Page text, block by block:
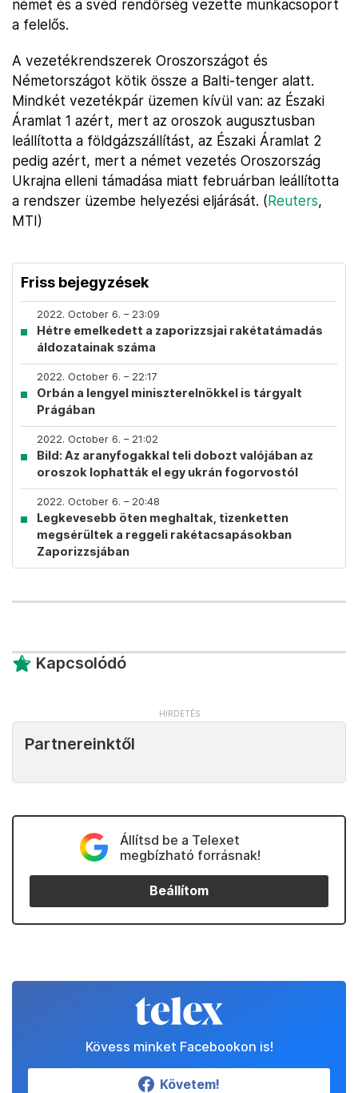
német és a svéd rendőrség vezette munkacsoport
a felelős.
A vezetékrendszerek Oroszországot és
Németországot kötik össze a Balti-tenger alatt.
Mindkét vezetékpár üzemen kívül van: az Északi
Áramlat 1 azért, mert az oroszok augusztusban
leállította a földgázszállítást, az Északi Áramlat 2
pedig azért, mert a német vezetés Oroszország
Ukrajna elleni támadása miatt februárban leállította
a rendszer üzembe helyezési eljárását. (Reuters,
MTI)
Friss bejegyzések
2022. October 6. – 23:09
Hétre emelkedett a zaporizzsjai rakétatámadás
áldozatainak száma
2022. October 6. – 22:17
Orbán a lengyel miniszterelnökkel is tárgyalt
Prágában
2022. October 6. – 21:02
Bild: Az aranyfogakkal teli dobozt valójában az
oroszok lophatták el egy ukrán fogorvostól
2022. October 6. – 20:48
Legkevesebb öten meghaltak, tizenketten
megsérültek a reggeli rakétacsapásokban
Zaporizzsjában
Kapcsolódó
Partnereinktől
Állítsd be a Telexet
megbízható forrásnak!
Beállítom
Kövess minket Facebookon is!
Követem!